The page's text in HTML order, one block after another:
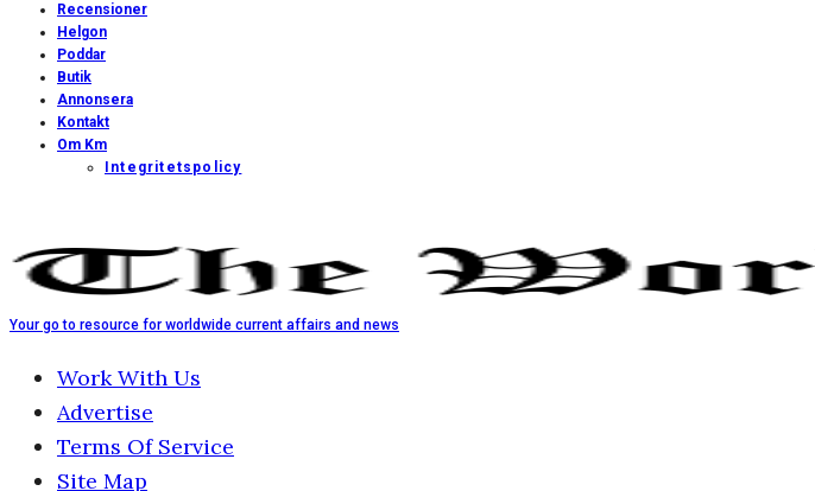
Recensioner
Helgon
Poddar
Butik
Annonsera
Kontakt
Om Km
Integritetspolicy
Your go to resource for worldwide current affairs and news
Work With Us
Advertise
Terms Of Service
Site Map